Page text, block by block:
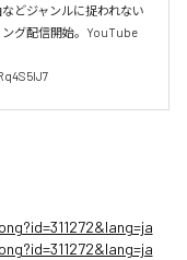
どジャンルに捉われない
グ配信開始。YouTube